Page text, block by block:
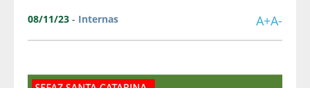
08/11/23 - Internas A+A-